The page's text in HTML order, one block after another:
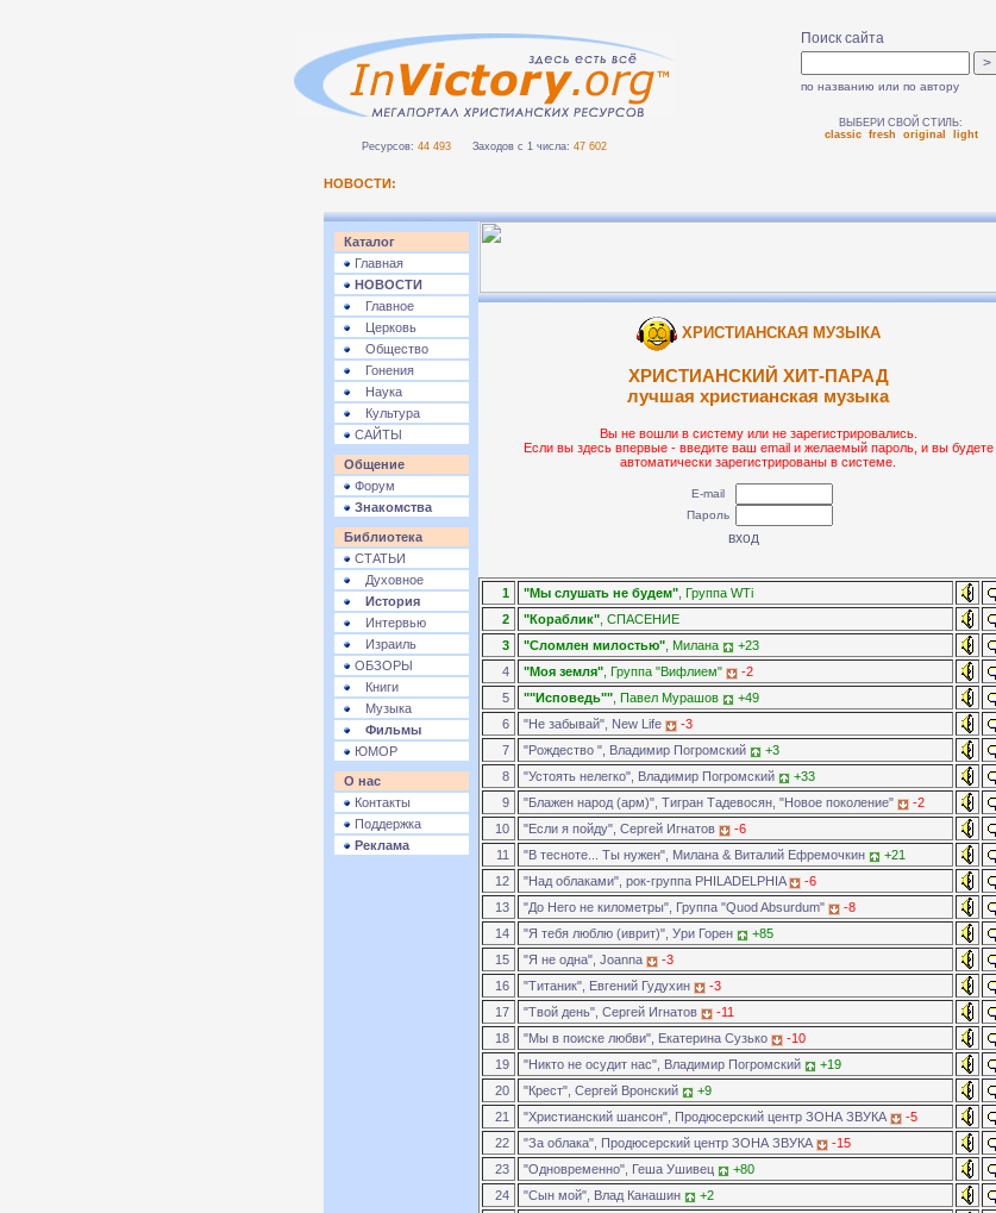
Ресурсов: 44 493 Заходов с 1 числа: 47 602
Поиск сайта
по названию или по автору
ВЫБЕРИ СВОЙ СТИЛЬ:
classic
fresh original light
НОВОСТИ:
Каталог
Главная
НОВОСТИ
Главное
Церковь
Общество
Гонения
Наука
Культура
САЙТЫ
Общение
Форум
Знакомства
Библиотека
СТАТЬИ
Духовное
История
Интервью
Израиль
ОБЗОРЫ
Книги
Музыка
Фильмы
ЮМОР
О нас
Контакты
Поддержка
Реклама
ХРИСТИАНСКАЯ МУЗЫКА
ХРИСТИАНСКИЙ ХИТ-ПАРАД
лучшая христианская музыка
Вы не вошли в систему или не зарегистрировались.
Если вы здесь впервые - введите ваш email и желаемый пароль, и вы будете
автоматически зарегистрированы в системе.
E-mail
Пароль
1 "Мы слушать не будем", Группа WTi
2
"Кораблик", СПАСЕНИЕ
3
"Сломлен милостью", Милана
+23
4
"Моя земля", Группа "Вифлием"
-2
5
""Исповедь"", Павел Мурашов
+49
6
"Не забывай", New Life
-3
7
"Рождество ", Владимир Погромский
+3
8
"Устоять нелегко", Владимир Погромский
+33
9
"Блажен народ (арм)", Тигран Тадевосян, "Новое поколение"
-2
10
"Если я пойду", Сергей Игнатов
-6
11
"В тесноте... Ты нужен", Милана & Виталий Ефремочкин
+21
12
"Над облаками", рок-группа PHILADELPHIA
-6
13
"До Него не километры", Группа "Quod Absurdum"
-8
14
"Я тебя люблю (иврит)", Ури Горен
+85
15
"Я не одна", Joanna
-3
16
"Титаник", Евгений Гудухин
-3
17
"Твой день", Сергей Игнатов
-11
18
"Мы в поиске любви", Екатерина Сузько
-10
19
"Никто не осудит нас", Владимир Погромский
+19
20
"Крест", Сергей Вронский
+9
21
"Христианский шансон", Продюсерский центр ЗОНА ЗВУКА
-5
22
"За облака", Продюсерский центр ЗОНА ЗВУКА
-15
23
"Одновременно", Геша Ушивец
+80
24
"Сын мой", Влад Канашин
+2